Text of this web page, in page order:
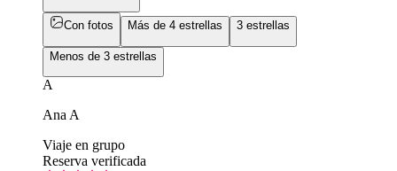
Con fotos Más de 4 estrellas 3 estrellas
Menos de 3 estrellas
A
Ana A
Viaje en grupo
Reserva verificada